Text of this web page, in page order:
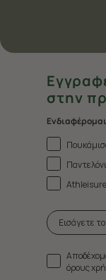
στην
Athleisure
όρους